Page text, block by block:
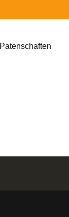
Patenschaften